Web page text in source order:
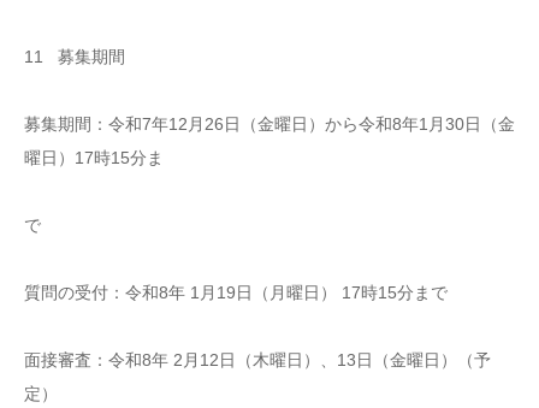
11 募集期間
募集期間：令和7年12月26日（金曜日）から令和8年1月30日（金
曜日）17時15分ま
で
質問の受付：令和8年 1月19日（月曜日） 17時15分まで
面接審査：令和8年 2月12日（木曜日）、13日（金曜日）（予
定）